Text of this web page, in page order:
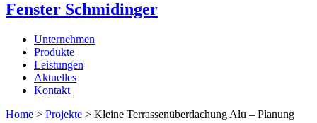
Fenster Schmidinger
Unternehmen
Produkte
Leistungen
Aktuelles
Kontakt
Home > Projekte > Kleine Terrassenüberdachung Alu – Planung